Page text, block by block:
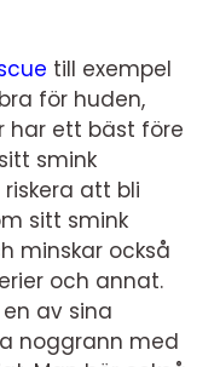
till exempel
för huden,
har ett bäst före
smink
att bli
sitt smink
minskar också
och annat.
av sina
noggrann med